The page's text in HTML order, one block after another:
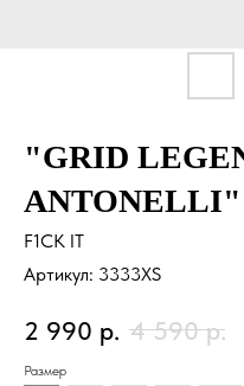
"GRID
ANTONELLI"
F1CK IT
Артикул: 3333XS
2 990 р. 4 590 р.
Размер